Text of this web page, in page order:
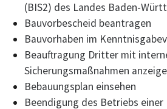
(BIS2) des Landes Baden-
Bauvorbescheid beantragen
Bauvorhaben im
Beauftragung Dritter mit
Sicherungsmaßnahmen
Bebauungsplan einsehen
Beendigung des Betriebs